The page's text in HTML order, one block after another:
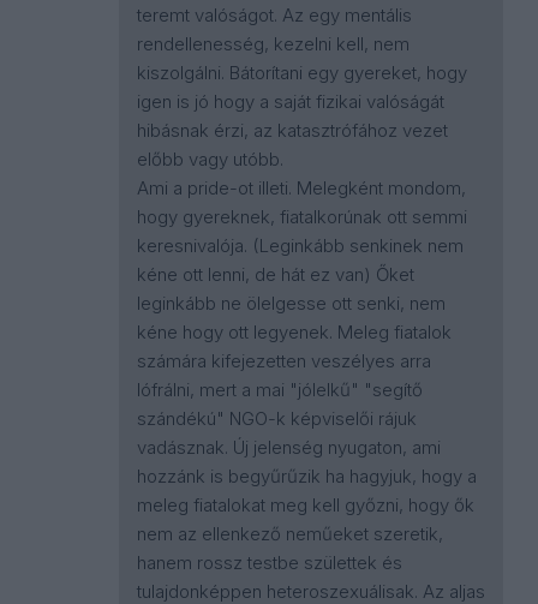
teremt valóságot. Az egy mentális
rendellenesség, kezelni kell, nem
kiszolgálni. Bátorítani egy gyereket, hogy
igen is jó hogy a saját fizikai valóságát
hibásnak érzi, az katasztrófához vezet
előbb vagy utóbb.
Ami a pride-ot illeti. Melegként mondom,
hogy gyereknek, fiatalkorúnak ott semmi
keresnivalója. (Leginkább senkinek nem
kéne ott lenni, de hát ez van) Őket
leginkább ne ölelgesse ott senki, nem
kéne hogy ott legyenek. Meleg fiatalok
számára kifejezetten veszélyes arra
lófrálni, mert a mai "jólelkű" "segítő
szándékú" NGO-k képviselői rájuk
vadásznak. Új jelenség nyugaton, ami
hozzánk is begyűrűzik ha hagyjuk, hogy a
meleg fiatalokat meg kell győzni, hogy ők
nem az ellenkező neműeket szeretik,
hanem rossz testbe születtek és
tulajdonképpen heteroszexuálisak. Az aljas